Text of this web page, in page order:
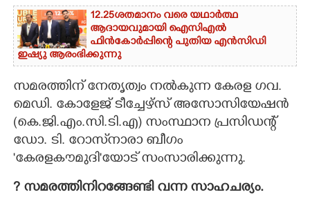
12.25ശതമാനം വരെ യഥാർത്ഥ
ആദായവുമായി ഐസിഎൽ
ഫിൻകോർപ്പിന്റെ പുതിയ എൻസിഡി
ഇഷ്യു ആരംഭിക്കുന്നു
സമരത്തിന് നേതൃത്വം നൽകുന്ന കേരള ഗവ.
മെഡി. കോളേജ് ടീച്ചേഴ്സ് അസോസിയേഷൻ
(കെ.ജി.എം.സി.ടി.എ) സംസ്ഥാന പ്രസിഡന്റ്
ഡോ. ടി. റോസ്‌നാരാ ബീഗം
'കേരളകൗമുദി"യോട് സംസാരിക്കുന്നു.
? സമരത്തിനിറങ്ങേണ്ടി വന്ന സാഹചര്യം.